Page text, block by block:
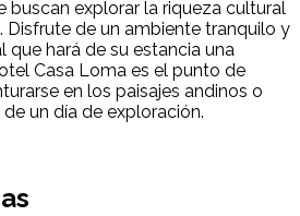
buscan explorar la riqueza cultural
Disfrute de un ambiente tranquilo y
que hará de su estancia una
Casa Loma es el punto de
en los paisajes andinos o
un día de exploración.